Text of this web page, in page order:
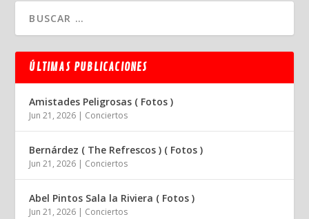
ÚLTIMAS PUBLICACIONES
Amistades Peligrosas ( Fotos )
Jun 21, 2026 | Conciertos
Bernárdez ( The Refrescos ) ( Fotos )
Jun 21, 2026 | Conciertos
Abel Pintos Sala la Riviera ( Fotos )
Jun 21, 2026 | Conciertos